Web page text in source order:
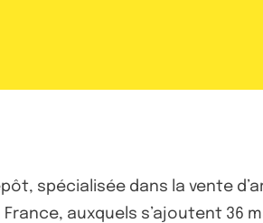
spécialisée dans la vente
auxquels s’ajoutent 36